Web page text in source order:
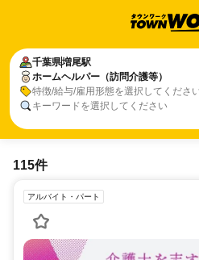
千葉県増尾駅
ホームヘルパー（訪問介護等）
特徴/給与/雇用形態を選択してくださ
キーワードを選択してください
115件
アルバイト・パート